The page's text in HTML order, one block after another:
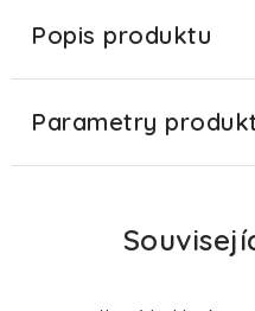
Popis produktu
Parametry